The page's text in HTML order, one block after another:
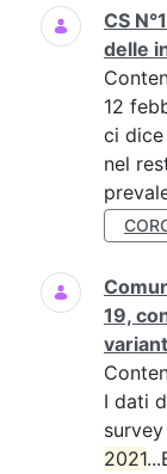
CS
delle
12
ci dice
nel
19,
I dati
2021